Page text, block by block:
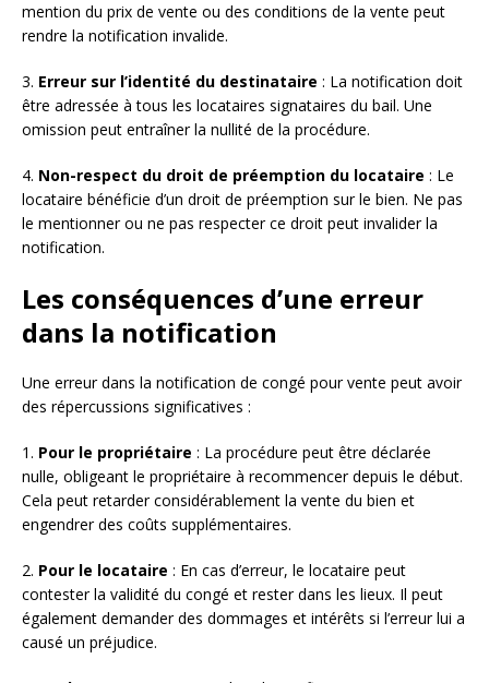
mention du prix de vente ou des conditions de la vente peut
rendre la notification invalide.
3. Erreur sur l’identité du destinataire : La notification doit
être adressée à tous les locataires signataires du bail. Une
omission peut entraîner la nullité de la procédure.
4. Non-respect du droit de préemption du locataire : Le
locataire bénéficie d’un droit de préemption sur le bien. Ne pas
le mentionner ou ne pas respecter ce droit peut invalider la
notification.
Les conséquences d’une erreur
dans la notification
Une erreur dans la notification de congé pour vente peut avoir
des répercussions significatives :
1. Pour le propriétaire : La procédure peut être déclarée
nulle, obligeant le propriétaire à recommencer depuis le début.
Cela peut retarder considérablement la vente du bien et
engendrer des coûts supplémentaires.
2. Pour le locataire : En cas d’erreur, le locataire peut
contester la validité du congé et rester dans les lieux. Il peut
également demander des dommages et intérêts si l’erreur lui a
causé un préjudice.